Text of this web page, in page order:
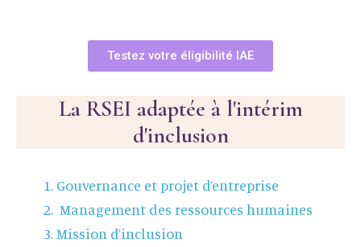
Testez votre éligibilité IAE
La RSEI adaptée à l'intérim
d'inclusion
Gouvernance et projet d’entreprise
Management des ressources humaines
Mission d’inclusion